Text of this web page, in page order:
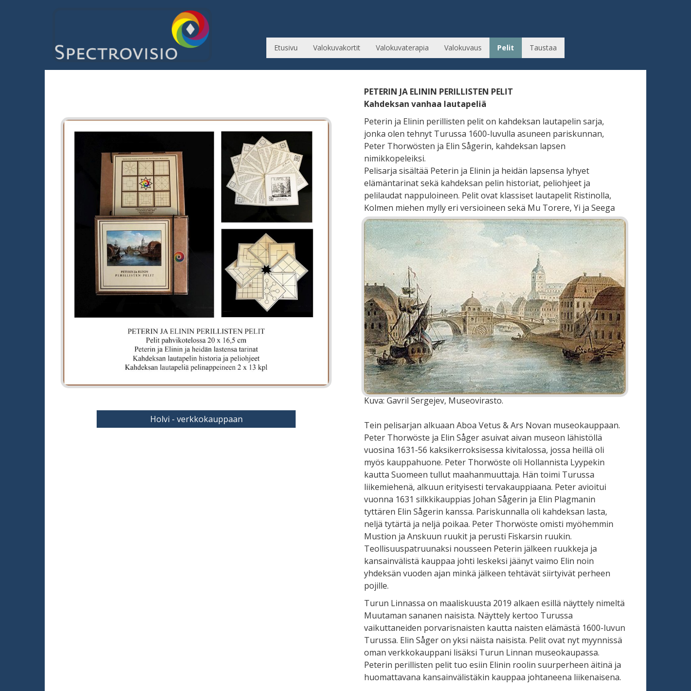
Etusivu Valokuvakortit Valokuvaterapia Valokuvaus Pelit Taustaa
Holvi - verkkokauppaan
PETERIN JA ELININ PERILLISTEN PELIT
Kahdeksan vanhaa lautapeliä
Peterin ja Elinin perillisten pelit on kahdeksan lautapelin sarja,
jonka olen tehnyt Turussa 1600-luvulla asuneen pariskunnan,
Peter Thorwösten ja Elin Sågerin, kahdeksan lapsen
nimikkopeleiksi.
Pelisarja sisältää Peterin ja Elinin ja heidän lapsensa lyhyet
elämäntarinat sekä kahdeksan pelin historiat, peliohjeet ja
pelilaudat nappuloineen. Pelit ovat klassiset lautapelit Ristinolla,
Kolmen miehen mylly eri versioineen sekä Mu Torere, Yi ja Seega
Kuva: Gavril Sergejev, Museovirasto.
Tein pelisarjan alkuaan Aboa Vetus & Ars Novan museokauppaan.
Peter Thorwöste ja Elin Såger asuivat aivan museon lähistöllä
vuosina 1631-56 kaksikerroksisessa kivitalossa, jossa heillä oli
myös kauppahuone. Peter Thorwöste oli Hollannista Lyypekin
kautta Suomeen tullut maahanmuuttaja. Hän toimi Turussa
liikemiehenä, alkuun erityisesti tervakauppiaana. Peter avioitui
vuonna 1631 silkkikauppias Johan Sågerin ja Elin Plagmanin
tyttären Elin Sågerin kanssa. Pariskunnalla oli kahdeksan lasta,
neljä tytärtä ja neljä poikaa. Peter Thorwöste omisti myöhemmin
Mustion ja Anskuun ruukit ja perusti Fiskarsin ruukin.
Teollisuuspatruunaksi nousseen Peterin jälkeen ruukkeja ja
kansainvälistä kauppaa johti leskeksi jäänyt vaimo Elin noin
yhdeksän vuoden ajan minkä jälkeen tehtävät siirtyivät perheen
pojille.
Turun Linnassa on maaliskuusta 2019 alkaen esillä näyttely nimeltä
Muutaman sananen naisista. Näyttely kertoo Turussa
vaikuttaneiden porvarisnaisten kautta naisten elämästä 1600-luvun
Turussa. Elin Såger on yksi näista naisista. Pelit ovat nyt myynnissä
oman verkkokauppani lisäksi Turun Linnan museokaupassa.
Peterin perillisten pelit tuo esiin Elinin roolin suurperheen äitinä ja
huomattavana kansainvälistäkin kauppaa johtaneena liikenaisena.